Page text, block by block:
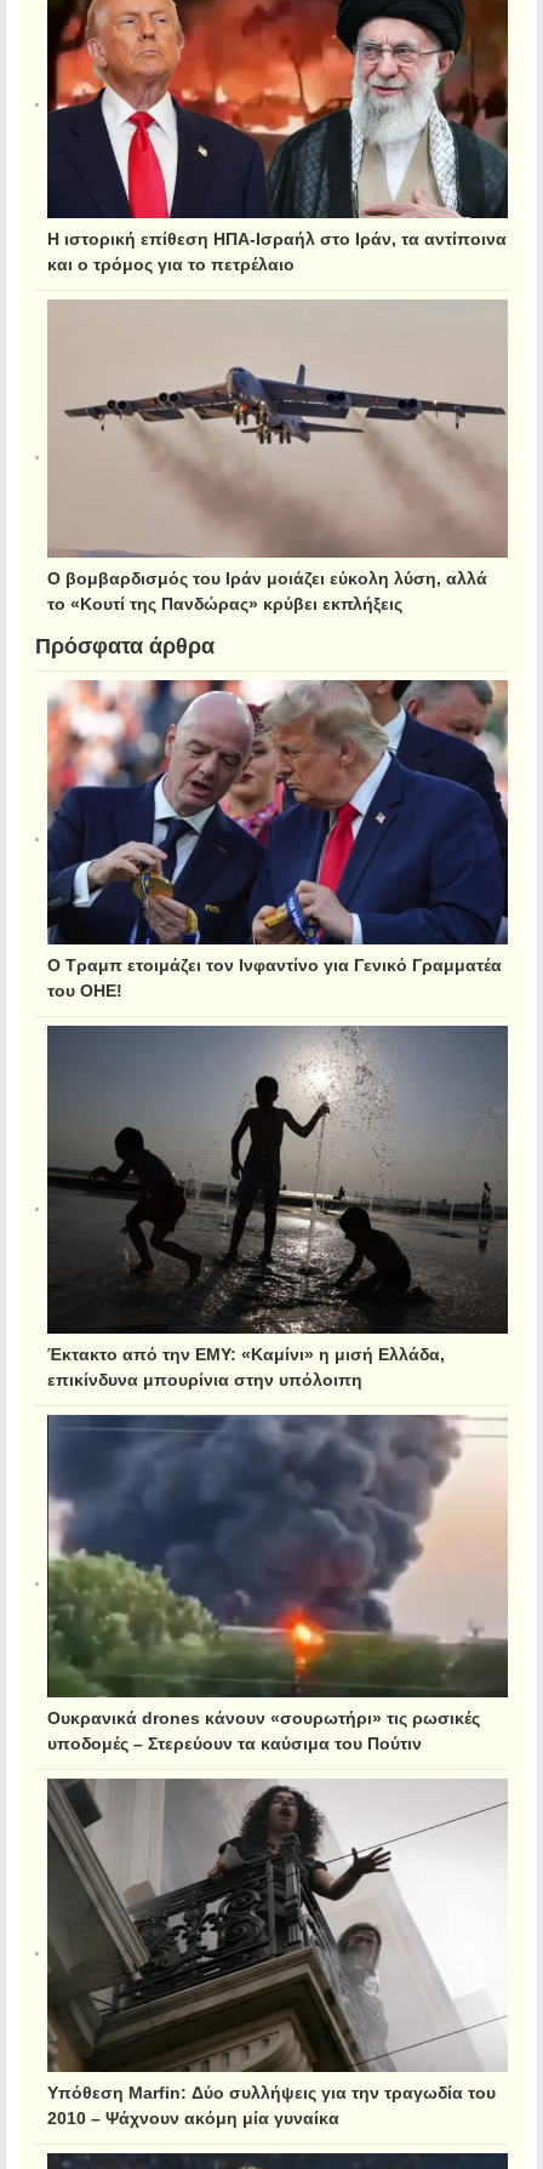
Η ιστορική επίθεση ΗΠΑ-Ισραήλ στο Ιράν, τα αντίποινα
και ο τρόμος για το πετρέλαιο
Ο βομβαρδισμός του Ιράν μοιάζει εύκολη λύση, αλλά
το «Κουτί της Πανδώρας» κρύβει εκπλήξεις
Πρόσφατα άρθρα
Ο Τραμπ ετοιμάζει τον Ινφαντίνο για Γενικό Γραμματέα
του ΟΗΕ!
Έκτακτο από την ΕΜΥ: «Καμίνι» η μισή Ελλάδα,
επικίνδυνα μπουρίνια στην υπόλοιπη
Ουκρανικά drones κάνουν «σουρωτήρι» τις ρωσικές
υποδομές – Στερεύουν τα καύσιμα του Πούτιν
Υπόθεση Marfin: Δύο συλλήψεις για την τραγωδία του
2010 – Ψάχνουν ακόμη μία γυναίκα